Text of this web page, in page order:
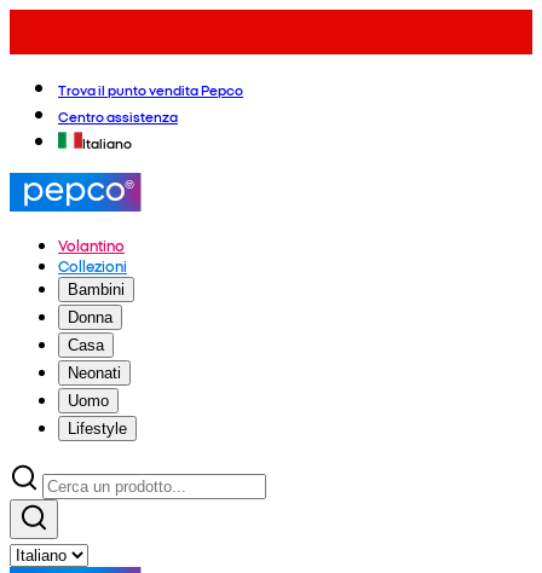
Trova il punto vendita Pepco
Centro assistenza
Italiano
Volantino
Collezioni
Bambini
Donna
Casa
Neonati
Uomo
Lifestyle